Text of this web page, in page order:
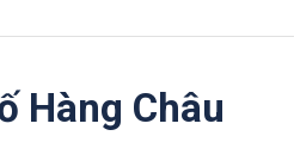
Hàng Châu